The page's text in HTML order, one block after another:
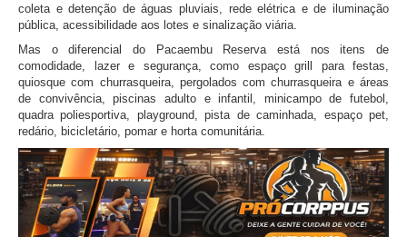
coleta e detenção de águas pluviais, rede elétrica e de iluminação
pública, acessibilidade aos lotes e sinalização viária.
Mas o diferencial do Pacaembu Reserva está nos itens de
comodidade, lazer e segurança, como espaço grill para festas,
quiosque com churrasqueira, pergolados com churrasqueira e áreas
de convivência, piscinas adulto e infantil, minicampo de futebol,
quadra poliesportiva, playground, pista de caminhada, espaço pet,
redário, bicicletário, pomar e horta comunitária.